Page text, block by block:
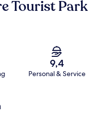
Tourist Park
9,4
Personal & Service